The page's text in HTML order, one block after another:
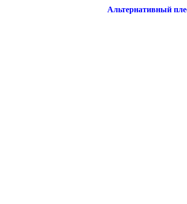
Альтернативный